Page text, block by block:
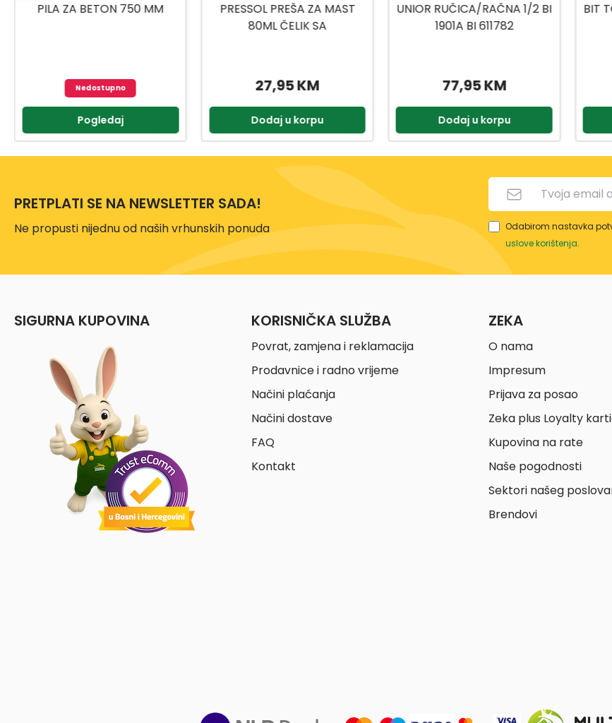
PRESSOL PREŠA ZA MAST
27,95 KM
Dodaj u korpu
UNIOR RUČICA/RAČNA 1/2 BI
1901A BI 611782
77,95 KM
Dodaj u korpu
BIT TORZIJA TORX 20X25MM
2/1
8,50 KM
Dodaj u korpu
PRETPLATI SE NA NEWSLETTER SADA!
Ne propusti nijednu od naših vrhunskih ponuda Odabirom nastavka
uslove korištenja.
SIGURNA KUPOVINA KORISNIČKA SLUŽBA
Povrat, zamjena i reklamacija
Prodavnice i radno vrijeme
Načini plaćanja
Načini dostave
FAQ
Kontakt
ZEKA
O nama
Impresum
Prijava za posao
Zeka plus Loyalty
Kupovina na rate
Naše pogodnosti
Sektori našeg
Brendovi